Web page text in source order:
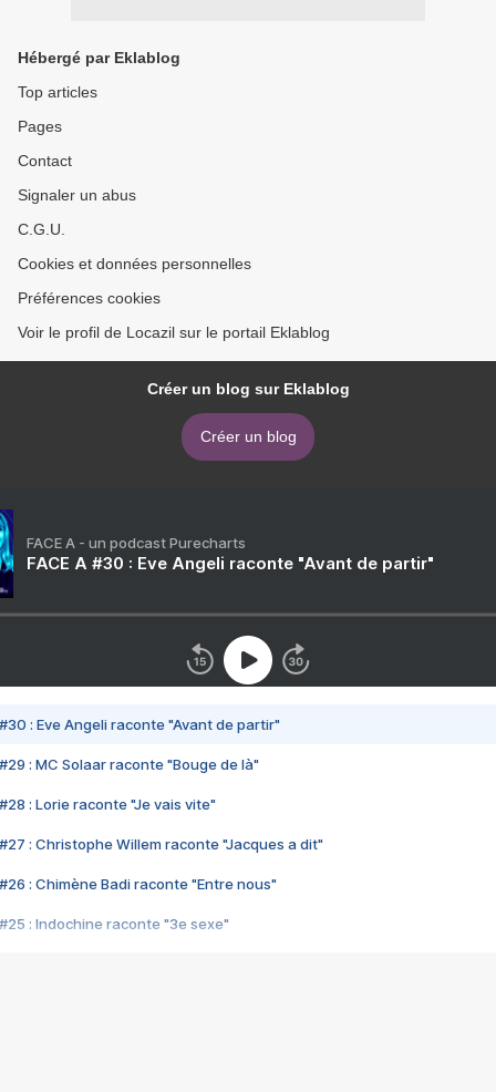
Hébergé par Eklablog
Top articles
Pages
Contact
Signaler un abus
C.G.U.
Cookies et données personnelles
Préférences cookies
Voir le profil de Locazil sur le portail Eklablog
Créer un blog sur Eklablog
Créer un blog
FACE A - un podcast Purecharts
FACE A #30 : Eve Angeli raconte "Avant de partir"
#30 : Eve Angeli raconte "Avant de partir"
#29 : MC Solaar raconte "Bouge de là"
#28 : Lorie raconte "Je vais vite"
#27 : Christophe Willem raconte "Jacques a dit"
#26 : Chimène Badi raconte "Entre nous"
#25 : Indochine raconte "3e sexe"